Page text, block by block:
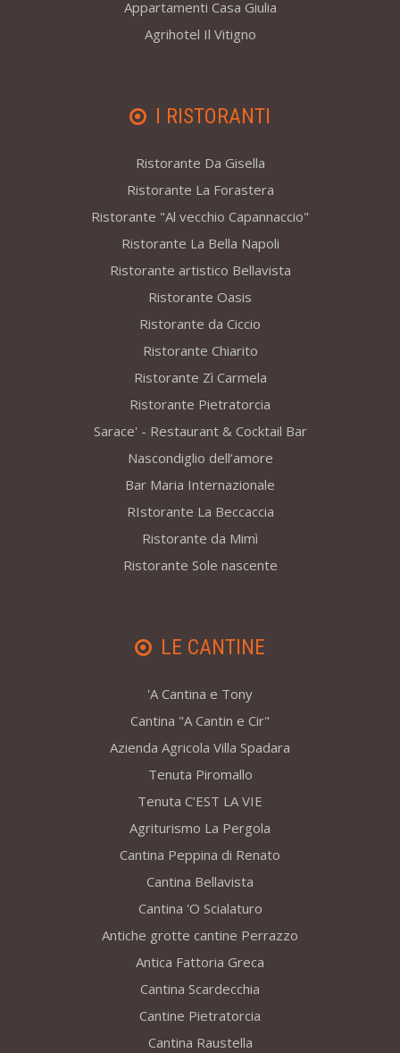
Appartamenti Casa Giulia
Agrihotel Il Vitigno
I RISTORANTI
Ristorante Da Gisella
Ristorante La Forastera
Ristorante "Al vecchio Capannaccio"
Ristorante La Bella Napoli
Ristorante artistico Bellavista
Ristorante Oasis
Ristorante da Ciccio
Ristorante Chiarito
Ristorante Zì Carmela
Ristorante Pietratorcia
Sarace' - Restaurant & Cocktail Bar
Nascondiglio dell’amore
Bar Maria Internazionale
RIstorante La Beccaccia
Ristorante da Mimì
Ristorante Sole nascente
LE CANTINE
'A Cantina e Tony
Cantina "A Cantin e Cir"
Azienda Agricola Villa Spadara
Tenuta Piromallo
Tenuta C’EST LA VIE
Agriturismo La Pergola
Cantina Peppina di Renato
Cantina Bellavista
Cantina 'O Scialaturo
Antiche grotte cantine Perrazzo
Antica Fattoria Greca
Cantina Scardecchia
Cantine Pietratorcia
Cantina Raustella